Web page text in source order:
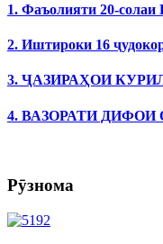
1. Фаъолияти 20-
2. Иштироки 16
3. ҶАЗИРАҲОИ
4. ВАЗОРАТИ
Рӯзнома